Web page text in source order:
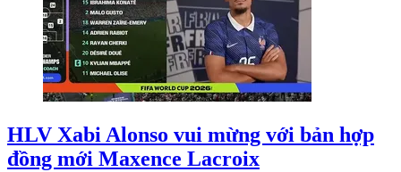
HLV Xabi Alonso vui mừng với bản hợp
đồng mới Maxence Lacroix